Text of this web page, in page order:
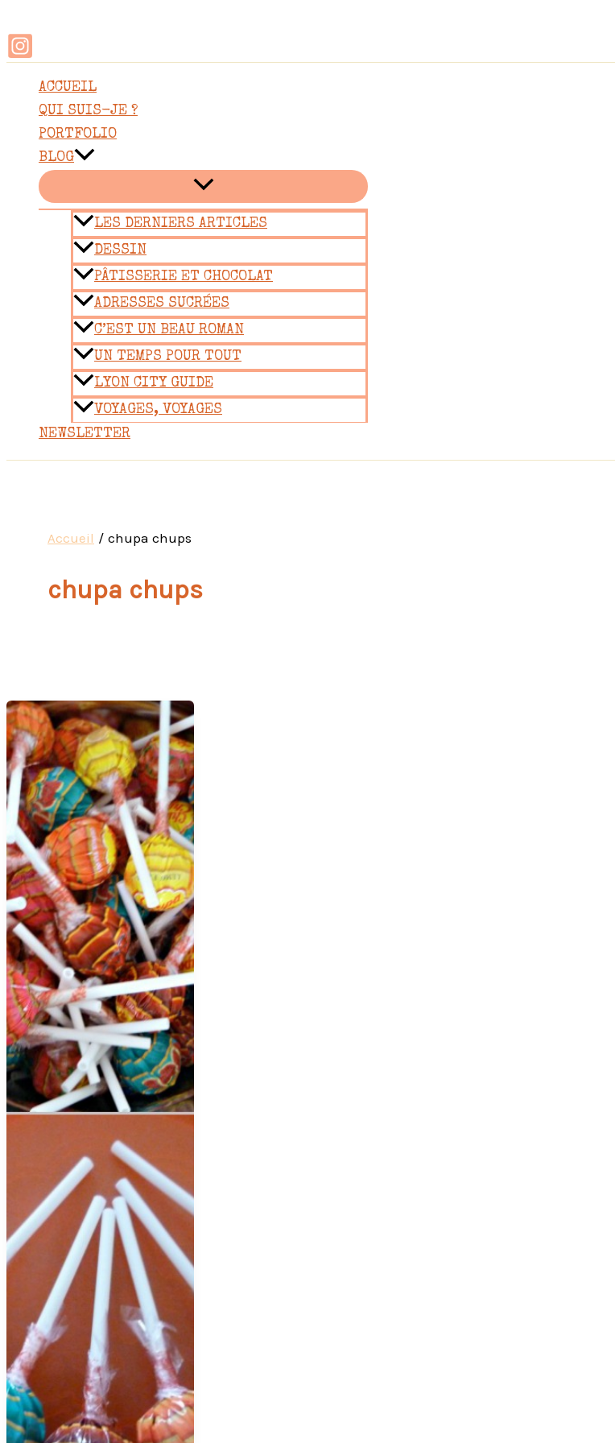
au
contenu
ACCUEIL
QUI SUIS-JE ?
PORTFOLIO
BLOG
LES DERNIERS ARTICLES
DESSIN
PÂTISSERIE ET CHOCOLAT
ADRESSES SUCRÉES
C’EST UN BEAU ROMAN
UN TEMPS POUR TOUT
LYON CITY GUIDE
VOYAGES, VOYAGES
NEWSLETTER
Accueil chupa chups
chupa chups